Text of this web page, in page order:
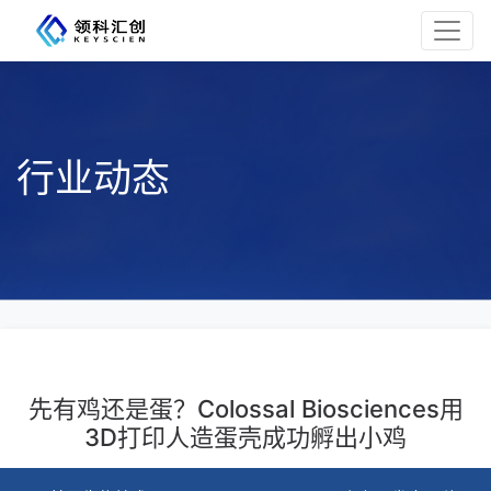
行业动态
先有鸡还是蛋？Colossal Biosciences用
3D打印人造蛋壳成功孵出小鸡